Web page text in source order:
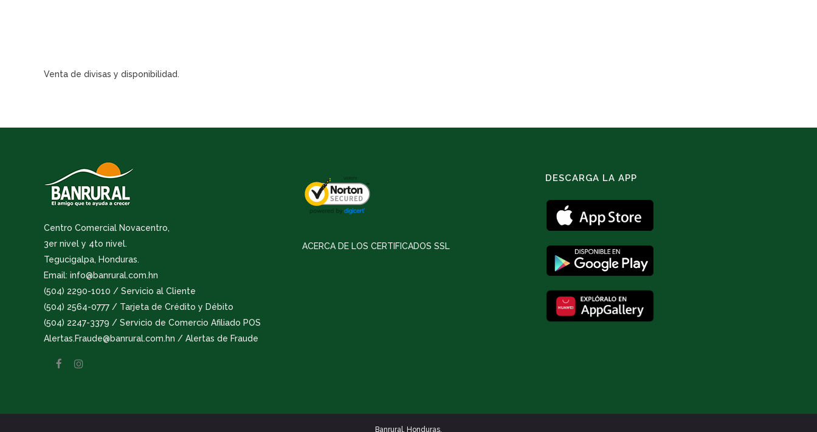
Venta de divisas y disponibilidad.
Centro Comercial Novacentro,
3er nivel y 4to nivel.
Tegucigalpa, Honduras.
Email: info@banrural.com.hn
(504) 2290-1010 / Servicio al Cliente
(504) 2564-0777 / Tarjeta de Crédito y Débito
(504) 2247-3379 / Servicio de Comercio Afiliado POS
Alertas.Fraude@banrural.com.hn / Alertas de Fraude
ACERCA DE LOS CERTIFICADOS SSL
DESCARGA LA APP
Banrural. Honduras.